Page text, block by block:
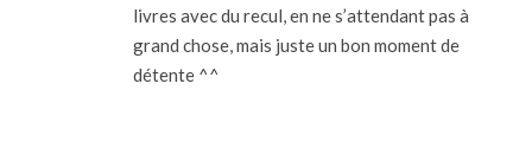
livres avec du recul, en ne s’attendant pas à
grand chose, mais juste un bon moment de
détente ^^